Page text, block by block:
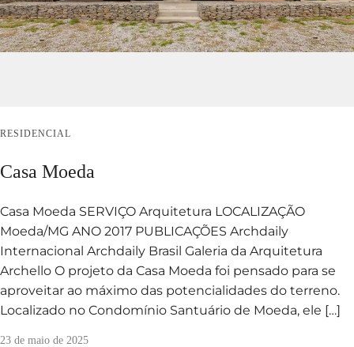
RESIDENCIAL
Casa Moeda
Casa Moeda SERVIÇO Arquitetura LOCALIZAÇÃO
Moeda/MG ANO 2017 PUBLICAÇÕES Archdaily
Internacional Archdaily Brasil Galeria da Arquitetura
Archello O projeto da Casa Moeda foi pensado para se
aproveitar ao máximo das potencialidades do terreno.
Localizado no Condomínio Santuário de Moeda, ele […]
23 de maio de 2025